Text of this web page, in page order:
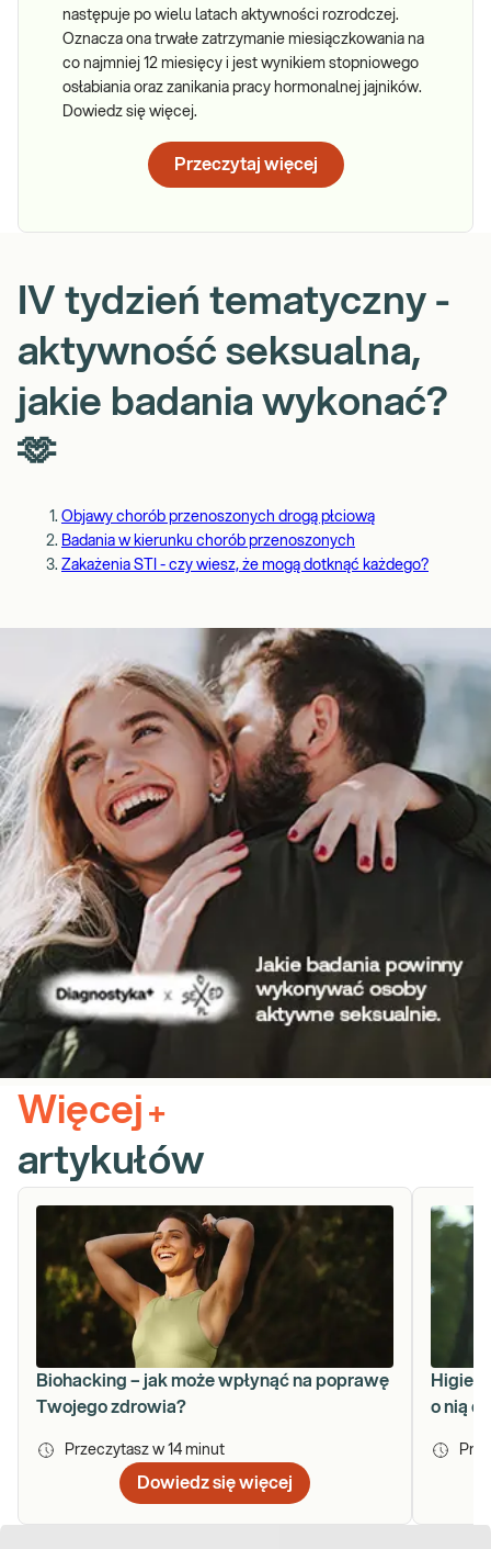
następuje po wielu latach aktywności rozrodczej.
Oznacza ona trwałe zatrzymanie miesiączkowania na
co najmniej 12 miesięcy i jest wynikiem stopniowego
osłabiania oraz zanikania pracy hormonalnej jajników.
Dowiedz się więcej.
Przeczytaj więcej
IV tydzień tematyczny -
aktywność seksualna,
jakie badania wykonać?
🫶
Objawy chorób przenoszonych drogą płciową
Badania w kierunku chorób przenoszonych
Zakażenia STI - czy wiesz, że mogą dotknąć każdego?
Więcej +
artykułów
Biohacking – jak może wpłynąć na poprawę
Twojego zdrowia?
Przeczytasz w 14 minut
Dowiedz się więcej
o nią